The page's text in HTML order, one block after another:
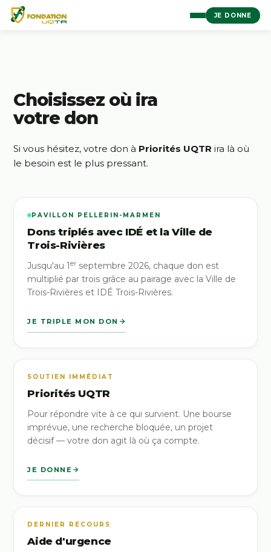
JE DONNE
Choisissez où ira
votre don
Si vous hésitez, votre don à Priorités UQTR ira là où
le besoin est le plus pressant.
PAVILLON PELLERIN-MARMEN
Dons triplés avec IDÉ et la Ville de
Trois-Rivières
Jusqu'au 1er septembre 2026, chaque don est
multiplié par trois grâce au pairage avec la Ville de
Trois-Rivières et IDÉ Trois-Rivières.
JE TRIPLE MON DON
SOUTIEN IMMÉDIAT
Priorités UQTR
Pour répondre vite à ce qui survient. Une bourse
imprévue, une recherche bloquée, un projet
décisif — votre don agit là où ça compte.
JE DONNE
DERNIER RECOURS
Aide d'urgence